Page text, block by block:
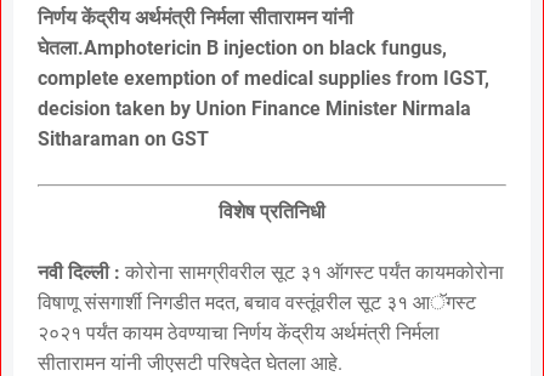
निर्णय केंद्रीय अर्थमंत्री निर्मला सीतारामन यांनी
घेतला.Amphotericin B injection on black fungus,
complete exemption of medical supplies from IGST,
decision taken by Union Finance Minister Nirmala
Sitharaman on GST
विशेष प्रतिनिधी
नवी दिल्ली : कोरोना सामग्रीवरील सूट ३१ ऑगस्ट पर्यंत कायमकोरोना
विषाणू संसगार्शी निगडीत मदत, बचाव वस्तूंवरील सूट ३१ आॅगस्ट
२०२१ पर्यंत कायम ठेवण्याचा निर्णय केंद्रीय अर्थमंत्री निर्मला
सीतारामन यांनी जीएसटी परिषदेत घेतला आहे.